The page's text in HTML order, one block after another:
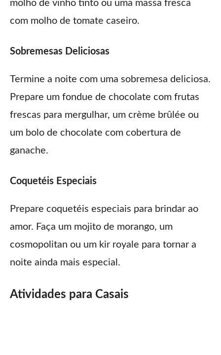
molho de vinho tinto ou uma massa fresca
com molho de tomate caseiro.
Sobremesas Deliciosas
Termine a noite com uma sobremesa deliciosa.
Prepare um fondue de chocolate com frutas
frescas para mergulhar, um crème brûlée ou
um bolo de chocolate com cobertura de
ganache.
Coquetéis Especiais
Prepare coquetéis especiais para brindar ao
amor. Faça um mojito de morango, um
cosmopolitan ou um kir royale para tornar a
noite ainda mais especial.
Atividades para Casais